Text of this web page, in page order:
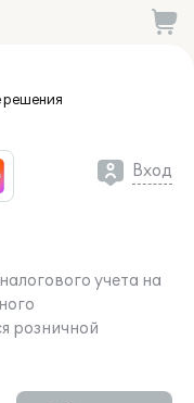
решения
Вход
учета на
розничной